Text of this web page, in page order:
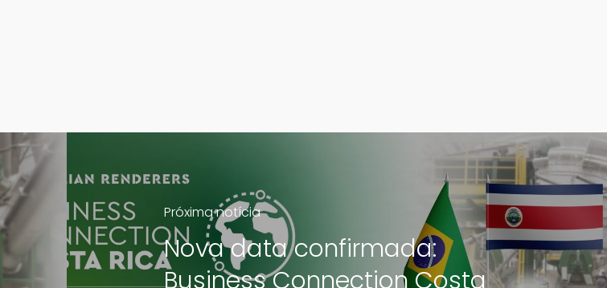
Próxima notícia
Nova data confirmada:
Business Connection Costa